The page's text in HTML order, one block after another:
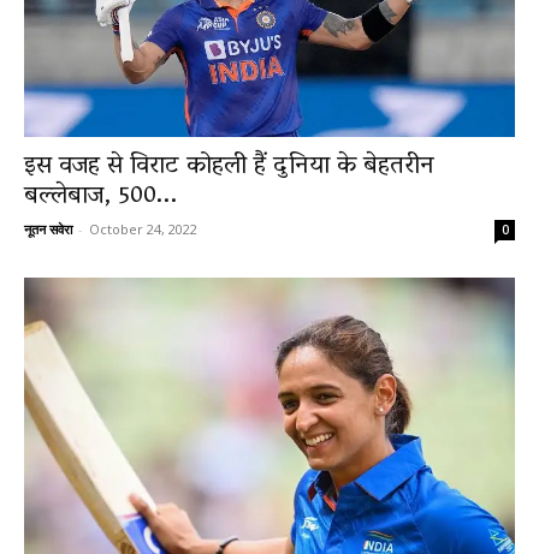
इस वजह से विराट कोहली हैं दुनिया के बेहतरीन
बल्लेबाज, 500...
नूतन सवेरा - October 24, 2022 0